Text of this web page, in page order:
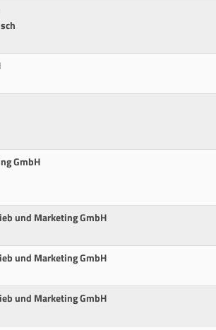
GmbH
und Marketing GmbH
und Marketing GmbH
und Marketing GmbH